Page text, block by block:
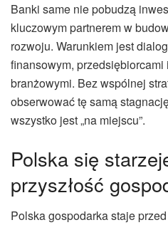
Banki same nie pobudzą
kluczowym partnerem w
rozwoju. Warunkiem jest
finansowym,
branżowymi. Bez wspólnej
obserwować tę samą
wszystko jest „na miejscu”.
Polska się
przyszłość
Polska gospodarka staje